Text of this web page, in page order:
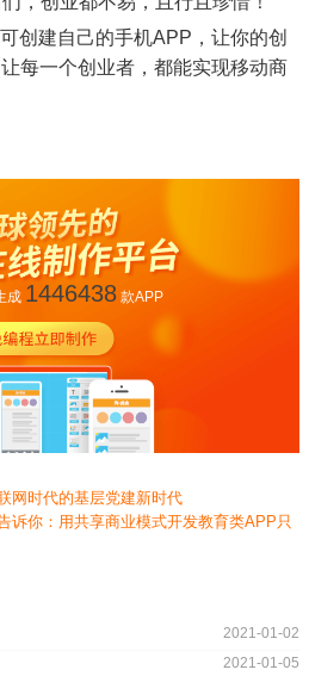
创建自己的手机APP，让你的创
每一个创业者，都能实现移动商
成 1446438款APP
网时代的基层党建新时代
诉你：用共享商业模式开发教育类APP只
2021-01-02
2021-01-05